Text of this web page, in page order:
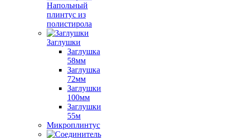
Напольный
плинтус из
полистирола
Заглушки
Заглушка
58мм
Заглушка
72мм
Заглушки
100мм
Заглушки
55м
Микроплинтус